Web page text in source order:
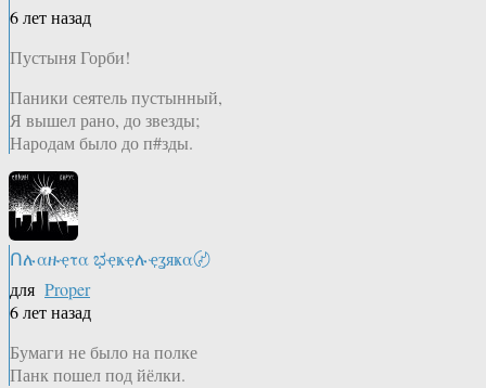
6 лет назад
Пустыня Горби!
Паники сеятель пустынный,
Я вышел рано, до звезды;
Народам было до п#зды.
Ոሉαዙҿτα ಭҿҝҿሉҿʓяҝα〄
для Proper
6 лет назад
Бумаги не было на полке
Панк пошел под йёлки.